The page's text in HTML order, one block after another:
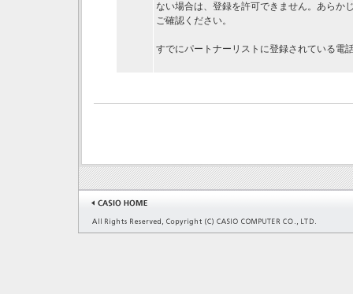
ない場合は、登録を許可できません。あらか
ご確認ください。
すでにパートナーリストに登録されている電